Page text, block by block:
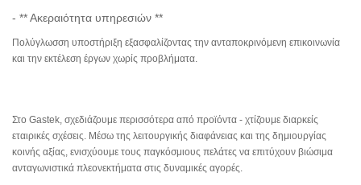
- ** Ακεραιότητα υπηρεσιών **
Πολύγλωσση υποστήριξη εξασφαλίζοντας την ανταποκρινόμενη επικοινωνία
και την εκτέλεση έργων χωρίς προβλήματα.
Στο Gastek, σχεδιάζουμε περισσότερα από προϊόντα - χτίζουμε διαρκείς
εταιρικές σχέσεις. Μέσω της λειτουργικής διαφάνειας και της δημιουργίας
κοινής αξίας, ενισχύουμε τους παγκόσμιους πελάτες να επιτύχουν βιώσιμα
ανταγωνιστικά πλεονεκτήματα στις δυναμικές αγορές.